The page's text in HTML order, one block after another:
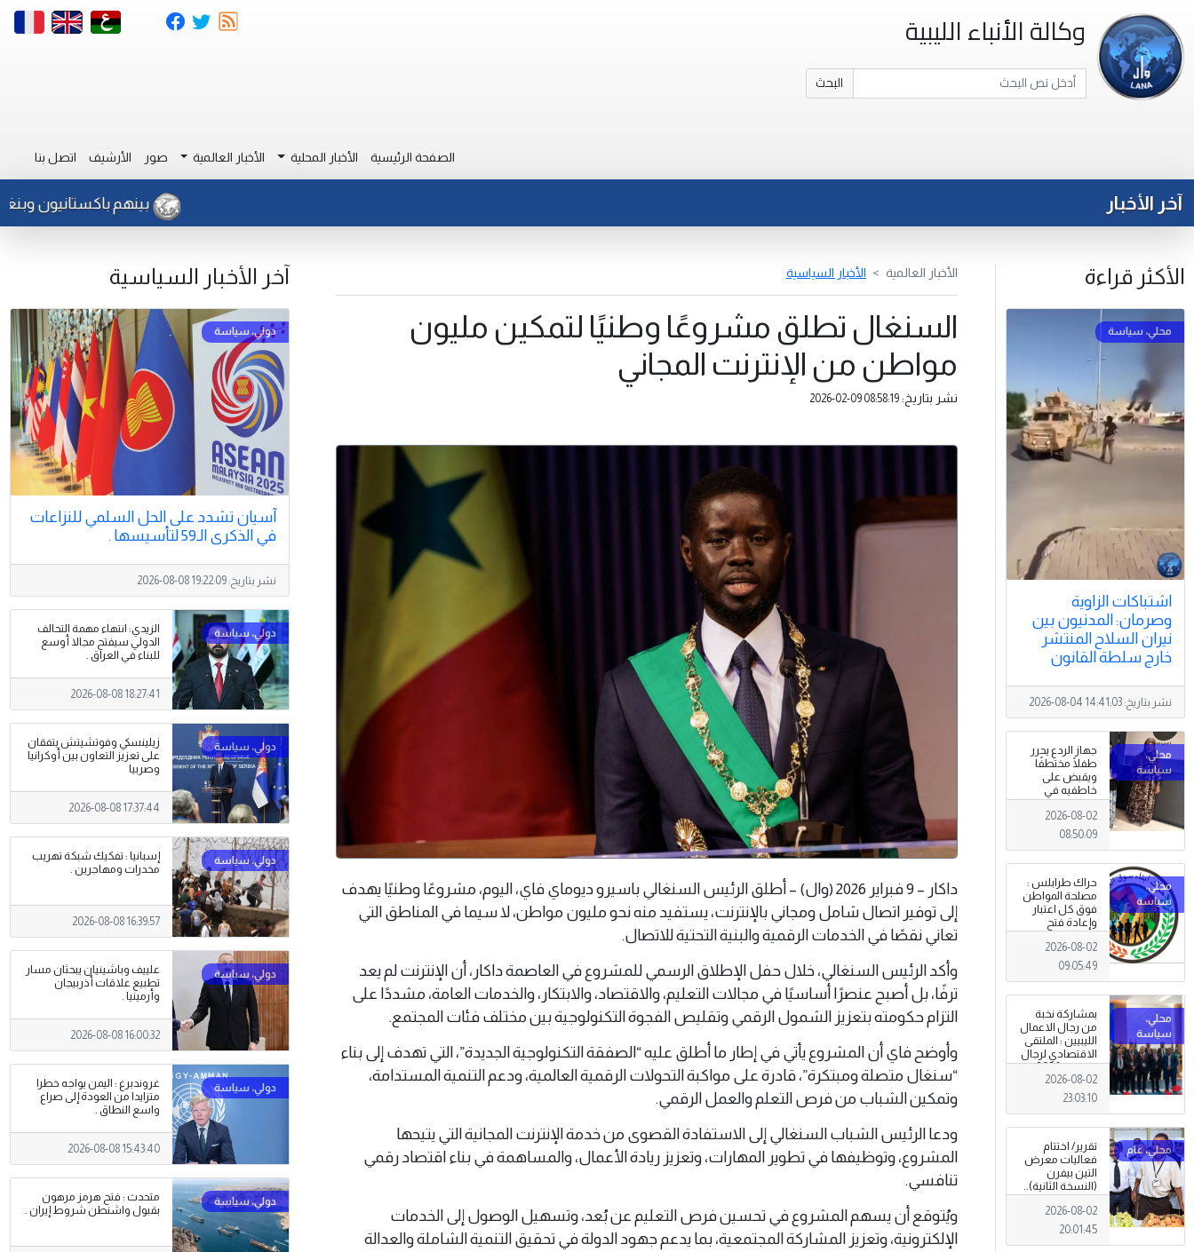
وكالة الأنباء الليبية
البحث
الصفحة الرئيسية الأخبار المحلية الأخبار العالمية صور الأرشيف اتصل بنا
آخر الأخبار بينهم باكستانيون وبنغال : مديرية امن
الأكثر قراءة
اشتباكات الزاوية
وصرمان: المدنيون بين
نيران السلاح المنتشر
خارج سلطة القانون
نشر بتاريخ:2026-08-04 14:41:03
جهاز الردع يحرر
طفلًا مختطفًا
ويقبض على
خاطفيه في
طرابلس
2026-08-02
08:50:09
حراك طرابلس :
مصلحة المواطن
فوق كل اعتبار
وإعادة فتح
المؤسسات
جاءت استجابةً
للإرادة الشعبية
2026-08-02
09:05:49
بمشاركة نخبة
من رجال الاعمال
الليبيين : الملتقى
الاقتصادي لرجال
الاعمال 2026
تبدأ فعاليات
بمدينة سرت .
2026-08-02
23:03:10
تقرير/ اختتام
فعاليات معرض
التين بيفرن
(النسخة الثانية)..
تظاهرة وطنية
وصمود
للمزارعين في
2026-08-02
20:01:45
الأخبار العالمية الأخبار السياسية
السنغال تطلق مشروعًا وطنيًا لتمكين مليون
مواطن من الإنترنت المجاني
نشر بتاريخ: 2026-02-09 08:58:19
داكار – 9 فبراير 2026 (وال) – أطلق الرئيس السنغالي باسيرو ديوماي فاي، اليوم، مشروعًا وطنيًا يهدف
إلى توفير اتصال شامل ومجاني بالإنترنت، يستفيد منه نحو مليون مواطن، لا سيما في المناطق التي
تعاني نقصًا في الخدمات الرقمية والبنية التحتية للاتصال.
وأكد الرئيس السنغالي، خلال حفل الإطلاق الرسمي للمشروع في العاصمة داكار، أن الإنترنت لم يعد
ترفًا، بل أصبح عنصرًا أساسيًا في مجالات التعليم، والاقتصاد، والابتكار، والخدمات العامة، مشددًا على
التزام حكومته بتعزيز الشمول الرقمي وتقليص الفجوة التكنولوجية بين مختلف فئات المجتمع.
وأوضح فاي أن المشروع يأتي في إطار ما أطلق عليه “الصفقة التكنولوجية الجديدة”، التي تهدف إلى بناء
“سنغال متصلة ومبتكرة”، قادرة على مواكبة التحولات الرقمية العالمية، ودعم التنمية المستدامة،
وتمكين الشباب من فرص التعلم والعمل الرقمي.
ودعا الرئيس الشباب السنغالي إلى الاستفادة القصوى من خدمة الإنترنت المجانية التي يتيحها
المشروع، وتوظيفها في تطوير المهارات، وتعزيز ريادة الأعمال، والمساهمة في بناء اقتصاد رقمي
تنافسي.
ويُتوقع أن يسهم المشروع في تحسين فرص التعليم عن بُعد، وتسهيل الوصول إلى الخدمات
الإلكترونية، وتعزيز المشاركة المجتمعية، بما يدعم جهود الدولة في تحقيق التنمية الشاملة والعدالة
آخر الأخبار السياسية
آسيان تشدد على الحل السلمي للنزاعات
في الذكرى الـ59 لتأسيسها .
نشر بتاريخ:2026-08-08 19:22:09
الزيدي: انتهاء مهمة التحالف
الدولي سيفتح مجالا أوسع
للبناء في العراق .
2026-08-08 18:27:41
زيلينسكي وفوتشيتش يتفقان
على تعزيز التعاون بين أوكرانيا
وصربيا
2026-08-08 17:37:44
إسبانيا : تفكيك شبكة تهريب
مخدرات ومهاجرين .
2026-08-08 16:39:57
علييف وباشينيان يبحثان مسار
تطبيع علاقات أذربيجان
وأرمينيا .
2026-08-08 16:00:32
غروندبرغ : اليمن يواجه خطرا
متزايدا من العودة إلى صراع
واسع النطاق .
2026-08-08 15:43:40
متحدث : فتح هرمز مرهون
بقبول واشنطن شروط إيران .